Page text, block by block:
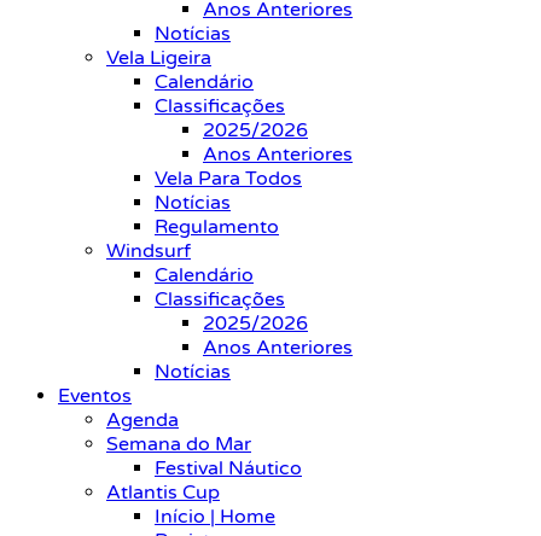
Anos Anteriores
Notícias
Vela Ligeira
Calendário
Classificações
2025/2026
Anos Anteriores
Vela Para Todos
Notícias
Regulamento
Windsurf
Calendário
Classificações
2025/2026
Anos Anteriores
Notícias
Eventos
Agenda
Semana do Mar
Festival Náutico
Atlantis Cup
Início | Home